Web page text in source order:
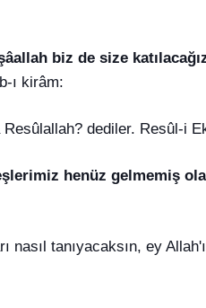
biz de size
ı kirâm:
dediler. Resûl-i
henüz gelmemiş
nasıl tanıyacaksın, ey